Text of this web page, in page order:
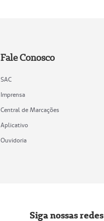
Fale Conosco
SAC
Imprensa
Central de Marcações
Aplicativo
Ouvidoria
Siga nossas